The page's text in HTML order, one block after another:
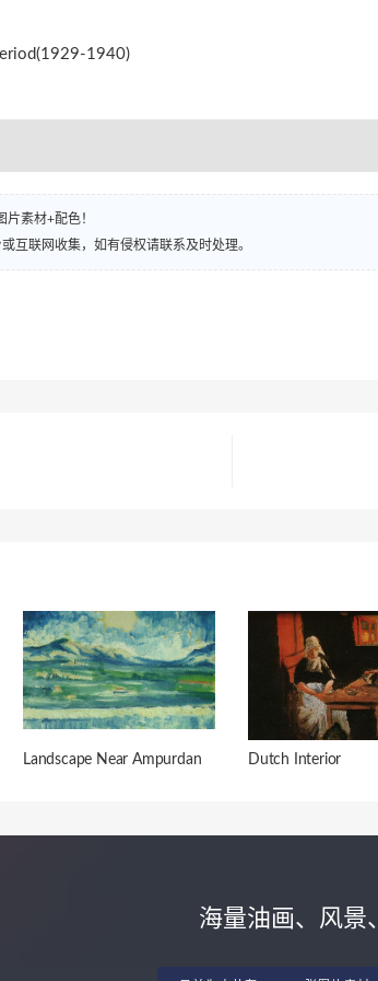
1940)
素材+配色！
互联网收集，如有侵权请联系及时处理。
Landscape Near Ampurdan Dutch Interior
海量油画、风景